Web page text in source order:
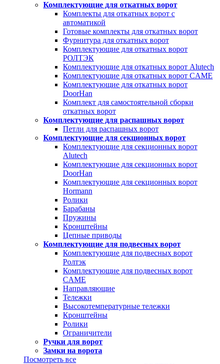
Комплектующие для откатных ворот
Комплекты для откатных ворот с
автоматикой
Готовые комплекты для откатных ворот
Фурнитура для откатных ворот
Комплектующие для откатных ворот
РОЛТЭК
Комплектующие для откатных ворот Alutech
Комплектующие для откатных ворот CAME
Комплектующие для откатных ворот
DoorHan
Комплект для самостоятельной сборки
откатных ворот
Комплектующие для распашных ворот
Петли для распашных ворот
Комплектующие для секционных ворот
Комплектующие для секционных ворот
Alutech
Комплектующие для секционных ворот
DoorHan
Комплектующие для секционных ворот
Hormann
Ролики
Барабаны
Пружины
Кронштейны
Цепные приводы
Комплектующие для подвесных ворот
Комплектующие для подвесных ворот
Ролтэк
Комплектующие для подвесных ворот
CAME
Направляющие
Тележки
Высокотемпературные тележки
Кронштейны
Ролики
Ограничители
Ручки для ворот
Замки на ворота
Посмотреть все